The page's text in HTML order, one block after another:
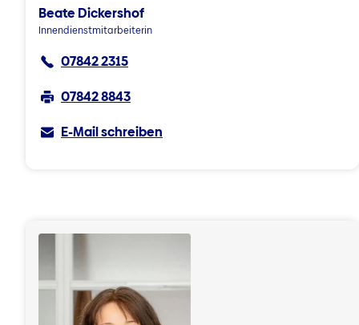
Beate Dickershof
Innendienstmitarbeiterin
07842 2315
07842 8843
E-Mail schreiben